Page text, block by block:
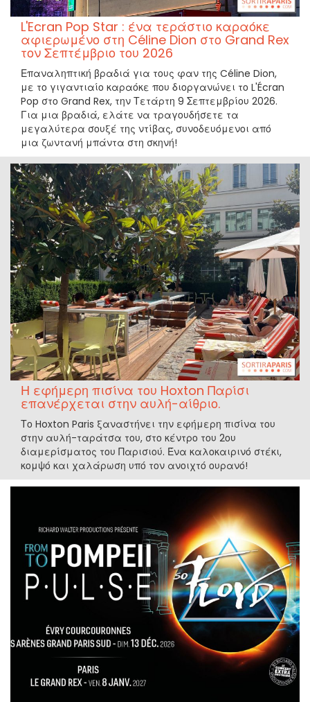
L'Ecran Pop Star : ένα τεράστιο καραόκε
αφιερωμένο στη Céline Dion στο Grand Rex
τον Σεπτέμβριο του 2026
Επαναληπτική βραδιά για τους φαν της Céline Dion,
με το γιγαντιαίο καραόκε που διοργανώνει το L'Écran
Pop στο Grand Rex, την Τετάρτη 9 Σεπτεμβρίου 2026.
Για μια βραδιά, ελάτε να τραγουδήσετε τα
μεγαλύτερα σουξέ της ντίβας, συνοδευόμενοι από
μια ζωντανή μπάντα στη σκηνή!
Η εφήμερη πισίνα του Hoxton Παρίσι
επανέρχεται στην αυλή-αίθριο.
Το Hoxton Paris ξαναστήνει την εφήμερη πισίνα του
στην αυλή-ταράτσα του, στο κέντρο του 2ου
διαμερίσματος του Παρισιού. Ένα καλοκαιρινό στέκι,
κομψό και χαλάρωση υπό τον ανοιχτό ουρανό!